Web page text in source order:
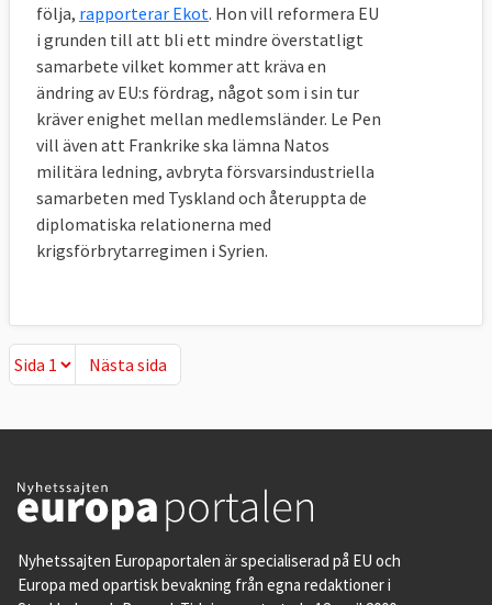
följa, rapporterar Ekot. Hon vill reformera EU
i grunden till att bli ett mindre överstatligt
samarbete vilket kommer att kräva en
ändring av EU:s fördrag, något som i sin tur
kräver enighet mellan medlemsländer. Le Pen
vill även att Frankrike ska lämna Natos
militära ledning, avbryta försvarsindustriella
samarbeten med Tyskland och återuppta de
diplomatiska relationerna med
krigsförbrytarregimen i Syrien.
Nästa sida
Nästa sida
Nyhetssajten Europaportalen är specialiserad på EU och
Europa med opartisk bevakning från egna redaktioner i